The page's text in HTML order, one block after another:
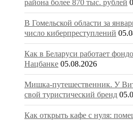
района более 870 тыс. рублей
В Гомельской области за
число киберпреступлений
Как в Беларуси работает
Нацбанке 05.08.2026
Мишка-путешественник. У
свой туристический бренд
Как открыть кафе с нуля: